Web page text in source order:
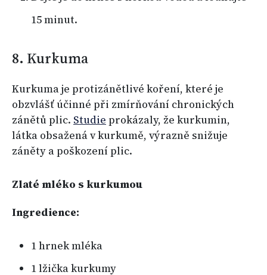
15 minut.
8. Kurkuma
Kurkuma je protizánětlivé koření, které je
obzvlášť účinné při zmírňování chronických
zánětů plic. Studie prokázaly, že kurkumin,
látka obsažená v kurkumě, výrazně snižuje
záněty a poškození plic.
Zlaté mléko s kurkumou
Ingredience:
1 hrnek mléka
1 lžička kurkumy